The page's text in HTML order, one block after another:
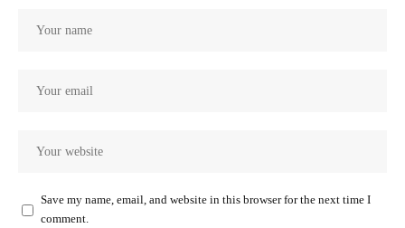
Save my name, email, and website in this browser for the next time I
comment.